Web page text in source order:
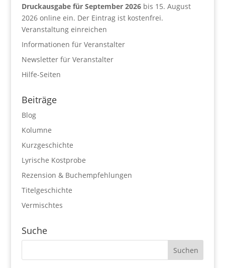
Druckausgabe für September 2026bis 15. August
2026 online ein. Der Eintrag ist kostenfrei.
Veranstaltung einreichen
Informationen für Veranstalter
Newsletter für Veranstalter
Hilfe-Seiten
Beiträge
Blog
Kolumne
Kurzgeschichte
Lyrische Kostprobe
Rezension & Buchempfehlungen
Titelgeschichte
Vermischtes
Suche